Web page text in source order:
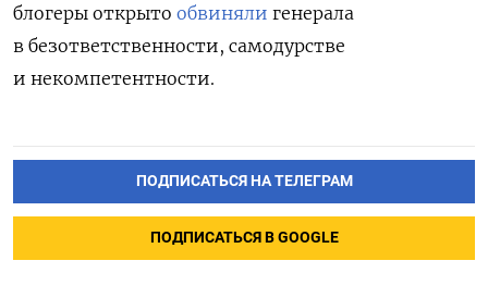
блогеры открыто обвиняли генерала
в безответственности, самодурстве
и некомпетентности.
ПОДПИСАТЬСЯ НА ТЕЛЕГРАМ
ПОДПИСАТЬСЯ В GOOGLE